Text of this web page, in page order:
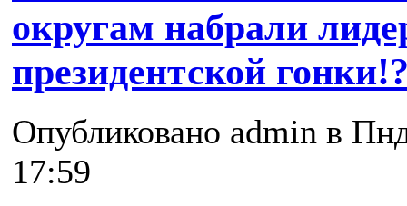
округам набрали
президентской
Опубликовано admin в
17:59